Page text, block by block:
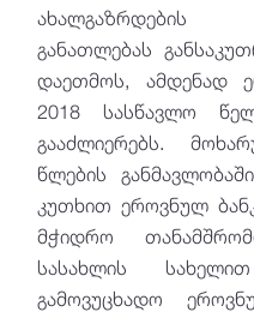
ახალგაზრდების
განათლებას
დაეთმოს, ამდენად
2018 სასწავლო
გააძლიერებს.
წლების
კუთხით ეროვნულ
მჭიდრო
სასახლის
გამოვუცხადო